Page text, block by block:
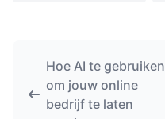
Hoe AI te gebruiken
om jouw online
bedrijf te laten